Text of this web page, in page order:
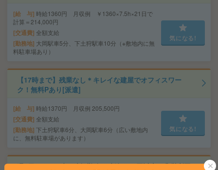
給 与 時給1360円 月収例 ￥1360×7.5h×21日で
計算＝214,000円
交通費 全額支給
勤務地 大岡駅車5分、下土狩駅車10分（※敷地内に無
料駐車場あり）
気になる!
【17時まで】残業なし＊キレイな建屋でオフィスワー
ク！無料Pあり[派遣]
給 与 時給1370円 月収例 205,500円
交通費 全額支給
勤務地 下土狩駅車6分、大岡駅車6分（広い敷地内
に、無料駐車場があります）
気になる!
週4日＊10-15時の時短勤務！時給1500円以上！非営利団